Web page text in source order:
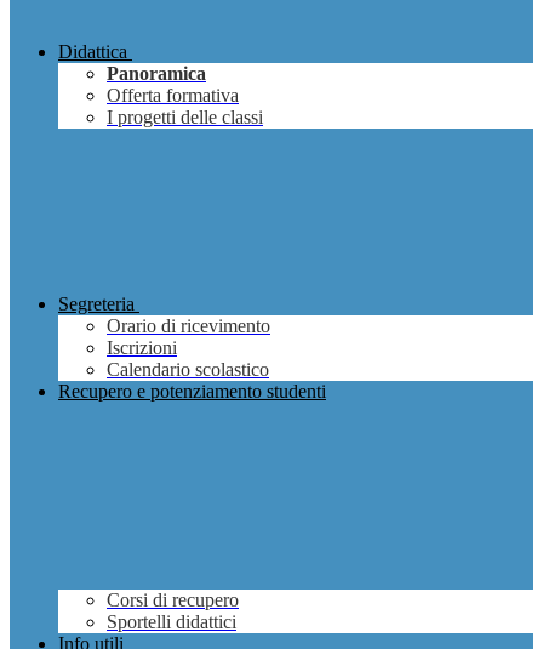
Didattica
Panoramica
Offerta formativa
I progetti delle classi
Segreteria
Orario di ricevimento
Iscrizioni
Calendario scolastico
Recupero e potenziamento studenti
Corsi di recupero
Sportelli didattici
Info utili